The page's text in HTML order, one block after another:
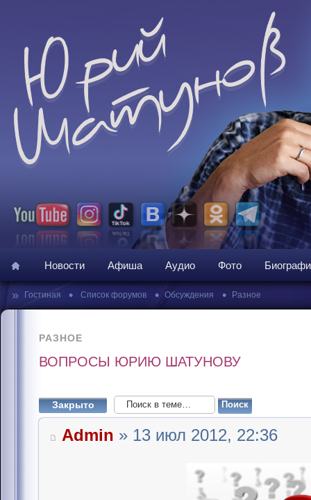
Новости Афиша Аудио Фото
» Гостиная • Список форумов • Обсуждения • Разное
РАЗНОЕ
ВОПРОСЫ ЮРИЮ ШАТУНОВУ
Закрыто
Admin » 13 июл 2012, 22:36